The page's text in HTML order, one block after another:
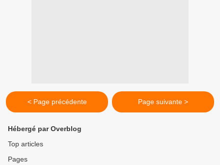
< Page précédente Page suivante >
Hébergé par Overblog
Top articles
Pages